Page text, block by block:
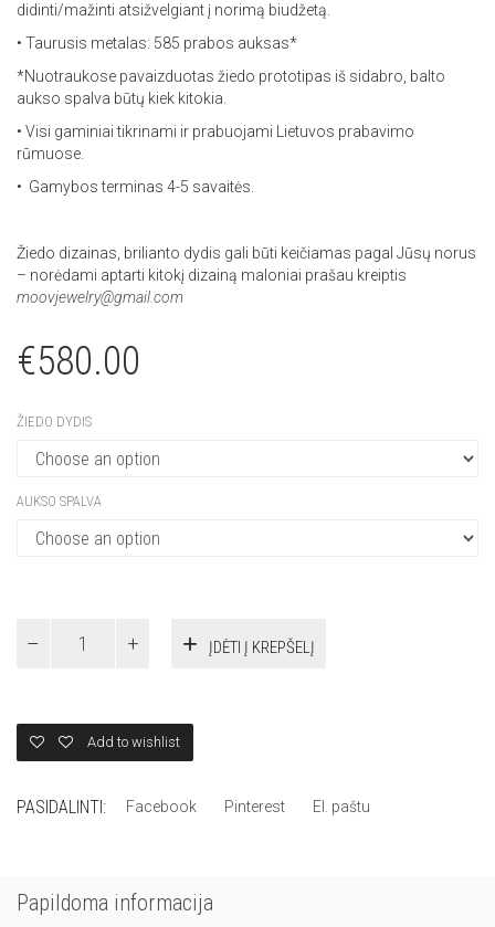
didinti/mažinti atsižvelgiant į norimą biudžetą.
• Taurusis metalas: 585 prabos auksas*
*Nuotraukose pavaizduotas žiedo prototipas iš sidabro, balto
aukso spalva būtų kiek kitokia.
• Visi gaminiai tikrinami ir prabuojami Lietuvos prabavimo
rūmuose.
• Gamybos terminas 4-5 savaitės.
Žiedo dizainas, brilianto dydis gali būti keičiamas pagal Jūsų norus
– norėdami aptarti kitokį dizainą maloniai prašau kreiptis
moovjewelry@gmail.com
€580.00
ŽIEDO DYDIS
AUKSO SPALVA
ĮDĖTI Į KREPŠELĮ
Add to wishlist
PASIDALINTI: Facebook Pinterest El. paštu
Papildoma informacija